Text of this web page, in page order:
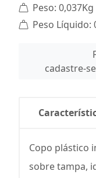
Peso: 0,037Kg
Peso Líquido:
cadastre-
Copo plástico
sobre tampa,